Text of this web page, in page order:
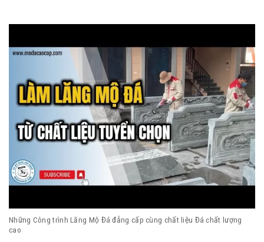
Những Công trình Lăng Mộ Đá đẳng cấp cùng chất liệu Đá chất lượng
cao